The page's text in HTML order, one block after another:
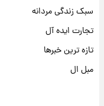
سبک زندگی مردانه
تجارت ایده آل
تازه ترین خبرها
مبل ال